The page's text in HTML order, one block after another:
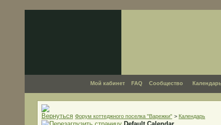
Мой кабинет FAQ Сообщество
Форум коттеджного поселка "Варежки" > Календарь